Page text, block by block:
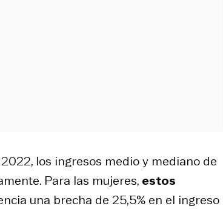
los ingresos medio y mediano de
Para las mujeres, estos
una brecha de 25,5% en el ingreso